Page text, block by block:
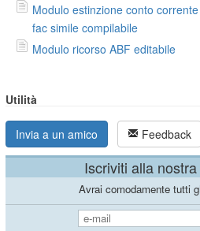
Modulo estinzione conto
fac simile compilabile
Modulo ricorso ABF editabile
Utilità
Invia a un amico Feedback
Iscriviti alla
Avrai comodamente tutti